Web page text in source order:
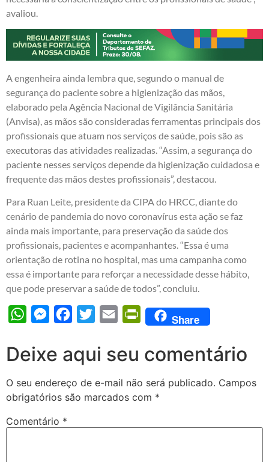
avaliou.
A engenheira ainda lembra que, segundo o manual de
segurança do paciente sobre a higienização das mãos,
elaborado pela Agência Nacional de Vigilância Sanitária
(Anvisa), as mãos são consideradas ferramentas principais dos
profissionais que atuam nos serviços de saúde, pois são as
executoras das atividades realizadas. “Assim, a segurança do
paciente nesses serviços depende da higienização cuidadosa e
frequente das mãos destes profissionais”, destacou.
Para Ruan Leite, presidente da CIPA do HRCC, diante do
cenário de pandemia do novo coronavírus esta ação se faz
ainda mais importante, para preservação da saúde dos
profissionais, pacientes e acompanhantes. “Essa é uma
orientação de rotina no hospital, mas uma campanha como
essa é importante para reforçar a necessidade desse hábito,
que pode preservar a saúde de todos”, concluiu.
WhatsAppMessengerFacebook
Twitter Email PrintFriendly
Share
Deixe aqui seu comentário
O seu endereço de e-mail não será publicado. Campos
obrigatórios são marcados com *
Comentário *